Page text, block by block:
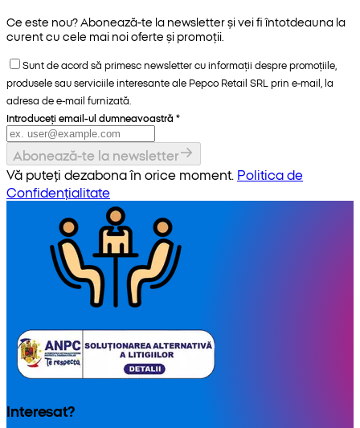
Ce este nou? Abonează-te la newsletter și vei fi întotdeauna la
curent cu cele mai noi oferte și promoții.
Sunt de acord să primesc newsletter cu informații despre promoțiile,
produsele sau serviciile interesante ale Pepco Retail SRL prin e-mail, la
adresa de e-mail furnizată.
Introduceți email-ul dumneavoastră *
Abonează-te la newsletter
Vă puteți dezabona în orice moment. Politica de
Confidențialitate
Interesat?